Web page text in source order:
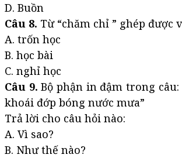
D. Buồn
Câu 8. Từ “chăm chỉ ” ghép được
A. trốn học
B. học bài
C. nghỉ học
Câu 9. Bộ phận in đậm trong câu:
khoái đớp bóng nước mưa”
Trả lời cho câu hỏi nào:
A. Vì sao?
B. Như thế nào?